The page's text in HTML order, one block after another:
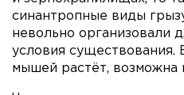
синантропные виды
невольно организовали
условия существования.
мышей растёт, возможна